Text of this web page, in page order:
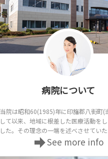
病院について
当院は昭和60(1985)年に印旛郡八街町(
して以来、地域に根差した医療活動を
した。その理念の一端を述べさせていた
See more info